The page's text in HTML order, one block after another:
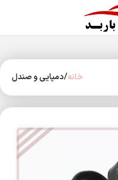
خانه دمپایی و صندل